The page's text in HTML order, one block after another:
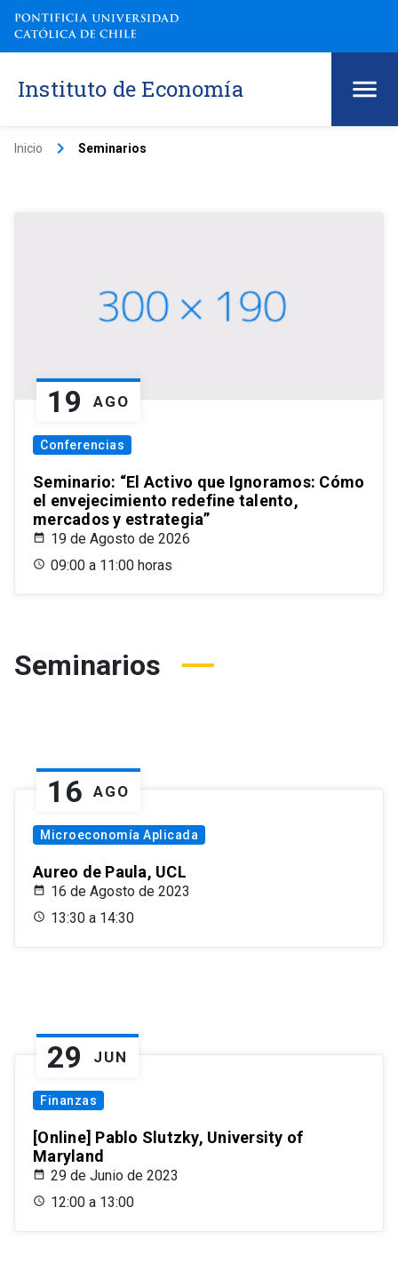
Instituto de Economía
Inicio keyboard_arrow_right Seminarios
19 AGO
Conferencias
Seminario: “El Activo que Ignoramos: Cómo
el envejecimiento redefine talento,
mercados y estrategia”
19 de Agosto de 2026
09:00 a 11:00 horas
Seminarios
16 AGO
Microeconomía Aplicada
Aureo de Paula, UCL
16 de Agosto de 2023
13:30 a 14:30
29 JUN
Finanzas
[Online] Pablo Slutzky, University of
Maryland
29 de Junio de 2023
12:00 a 13:00